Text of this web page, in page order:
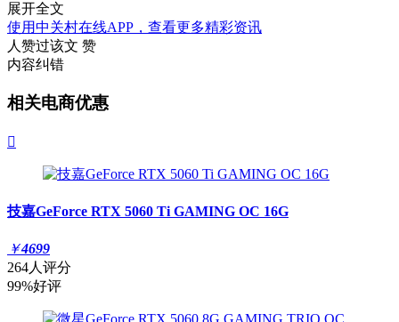
展开全文
使用中关村在线APP，查看更多精彩资讯
人赞过该文 赞
内容纠错
相关电商优惠

技嘉GeForce RTX 5060 Ti GAMING OC 16G
￥4699
264人评分
99%好评